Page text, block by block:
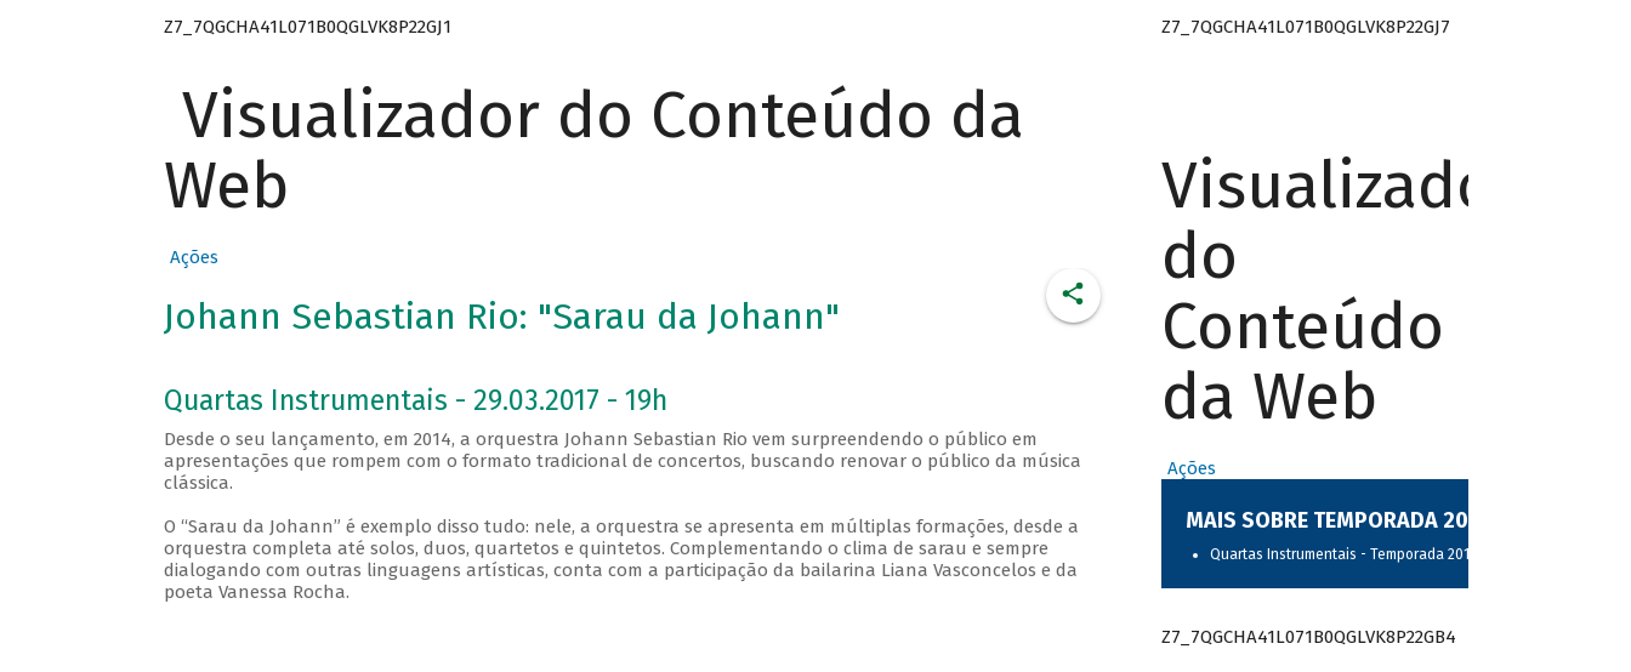
Z7_7QGCHA41L071B0QGLVK8P22GJ1
Visualizador do Conteúdo da
Web
Ações
Johann Sebastian Rio: "Sarau da Johann"
Quartas Instrumentais - 29.03.2017 - 19h
Desde o seu lançamento, em 2014, a orquestra Johann Sebastian Rio vem surpreendendo o público em
apresentações que rompem com o formato tradicional de concertos, buscando renovar o público da música
clássica.
O “Sarau da Johann” é exemplo disso tudo: nele, a orquestra se apresenta em múltiplas formações, desde a
orquestra completa até solos, duos, quartetos e quintetos. Complementando o clima de sarau e sempre
dialogando com outras linguagens artísticas, conta com a participação da bailarina Liana Vasconcelos e da
poeta Vanessa Rocha.
Z7_7QGCHA41L071B0QGLVK8P22GJ7
Visualizador
do
Conteúdo
da Web
Ações
MAIS SOBRE TEMPORADA 2017
Quartas Instrumentais - Temporada 2017
Z7_7QGCHA41L071B0QGLVK8P22GB4